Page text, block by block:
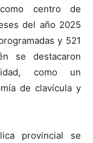
centro de
del año 2025
y 521
se destacaron
como un
de clavícula y
provincial se